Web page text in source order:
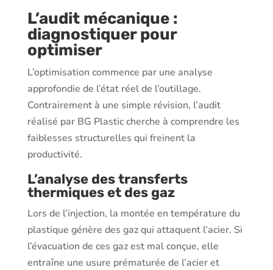
L’audit mécanique :
diagnostiquer pour
optimiser
L’optimisation commence par une analyse
approfondie de l’état réel de l’outillage.
Contrairement à une simple révision, l’audit
réalisé par BG Plastic cherche à comprendre les
faiblesses structurelles qui freinent la
productivité.
L’analyse des transferts
thermiques et des gaz
Lors de l’injection, la montée en température du
plastique génère des gaz qui attaquent l’acier. Si
l’évacuation de ces gaz est mal conçue, elle
entraîne une usure prématurée de l’acier et